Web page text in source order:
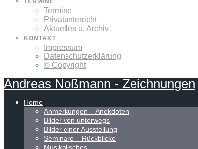
TERMINE
Termine
Privatunterricht
Aktuelles u. Archiv
KONTAKT
Impressum
Datenschutzerklärung
© Copyright
Andreas Noßmann - Zeichnungen
Home
Anmerkungen – Anekdoten
Bilder von unterwegs
Bilder einer Ausstellung
Seminare – Rückblicke
Musikalisches